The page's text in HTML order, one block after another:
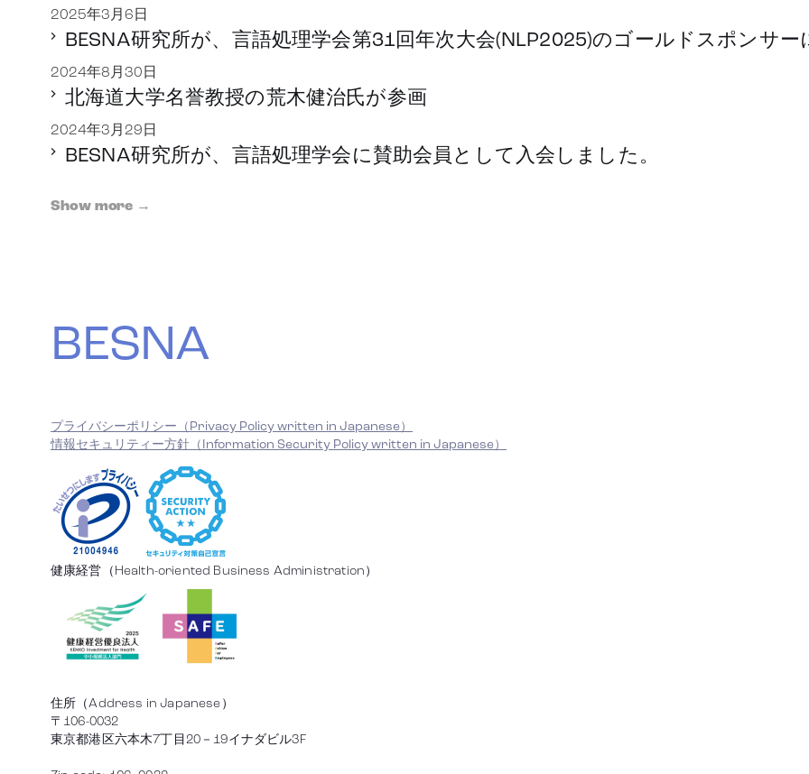
2025年3月6日
BESNA研究所が、言語処理学会第31回年次大会(NLP2025)のゴールドスポンサー
2024年8月30日
北海道大学名誉教授の荒木健治氏が参画
2024年3月29日
BESNA研究所が、言語処理学会に賛助会員として入会しました。
Show more →
BESNA
プライバシーポリシー（Privacy Policy written in Japanese）
情報セキュリティー方針（Information Security Policy written in Japanese）
健康経営（Health-oriented Business Administration）
住所（Address in Japanese）
〒106-0032
東京都港区六本木7丁目20－19イナダビル3F